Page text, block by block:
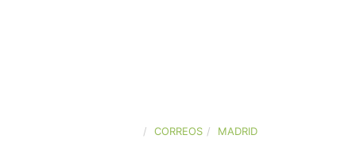
CORREOS MADRID